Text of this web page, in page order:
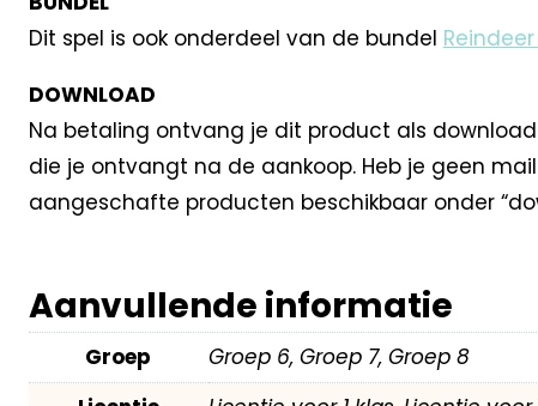
Dit spel is ook onderdeel van de bundel
DOWNLOAD
Na betaling ontvang je dit product als
die je ontvangt na de aankoop. Heb je geen
aangeschafte producten beschikbaar onder
Aanvullende informatie
Groep
Groep 6, Groep 7, Groep 8